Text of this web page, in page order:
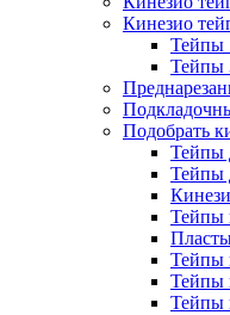
Кинезио
Тейпы
Тейпы
Подобрать
Тейпы
Тейпы
Тейпы
Тейпы
Тейпы
Тейпы